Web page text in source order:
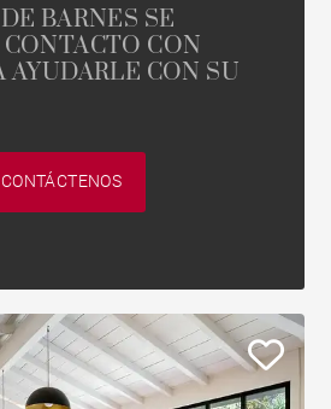
BARNES SE
CON
AYUDARLE CON SU
CONTÁCTENOS